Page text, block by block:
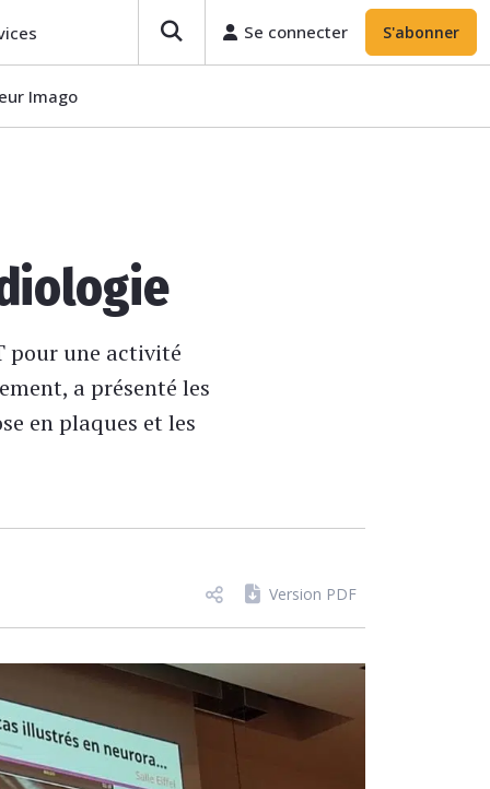
Se connecter S'abonner
Imago
pour une activité
a présenté les
en plaques et les
Version PDF